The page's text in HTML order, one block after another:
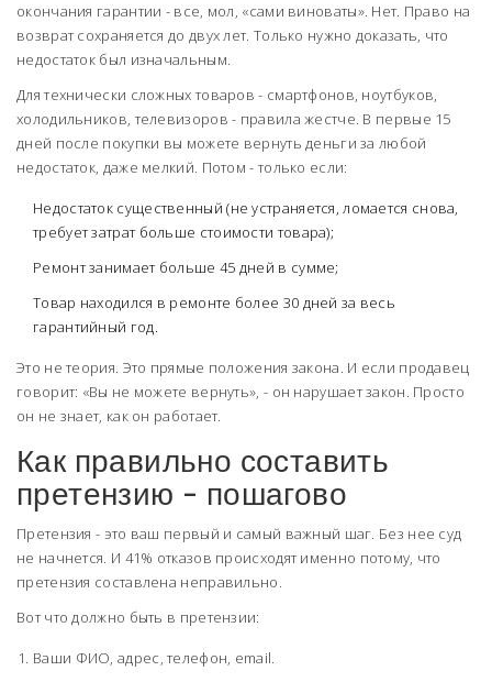
окончания гарантии - все, мол, «сами виноваты». Нет. Право на
возврат сохраняется до двух лет. Только нужно доказать, что
недостаток был изначальным.
Для технически сложных товаров - смартфонов, ноутбуков,
холодильников, телевизоров - правила жестче. В первые 15
дней после покупки вы можете вернуть деньги за любой
недостаток, даже мелкий. Потом - только если:
Недостаток существенный (не устраняется, ломается снова,
требует затрат больше стоимости товара);
Ремонт занимает больше 45 дней в сумме;
Товар находился в ремонте более 30 дней за весь
гарантийный год.
Это не теория. Это прямые положения закона. И если продавец
говорит: «Вы не можете вернуть», - он нарушает закон. Просто
он не знает, как он работает.
Как правильно составить
претензию - пошагово
Претензия - это ваш первый и самый важный шаг. Без нее суд
не начнется. И 41% отказов происходят именно потому, что
претензия составлена неправильно.
Вот что должно быть в претензии:
Ваши ФИО, адрес, телефон, email.